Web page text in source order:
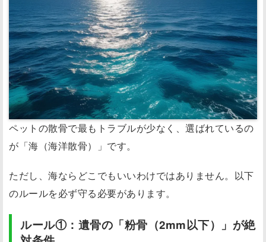
ペットの散骨で最もトラブルが少なく、選ばれているの
が「海（海洋散骨）」です。
ただし、海ならどこでもいいわけではありません。以下
のルールを必ず守る必要があります。
ルール①：遺骨の「粉骨（2mm以下）」が絶